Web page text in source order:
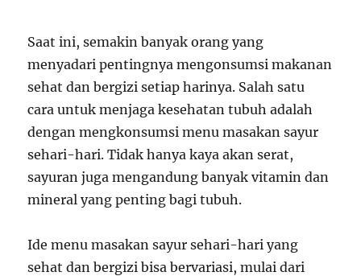
Saat ini, semakin banyak orang yang
menyadari pentingnya mengonsumsi makanan
sehat dan bergizi setiap harinya. Salah satu
cara untuk menjaga kesehatan tubuh adalah
dengan mengkonsumsi menu masakan sayur
sehari-hari. Tidak hanya kaya akan serat,
sayuran juga mengandung banyak vitamin dan
mineral yang penting bagi tubuh.
Ide menu masakan sayur sehari-hari yang
sehat dan bergizi bisa bervariasi, mulai dari